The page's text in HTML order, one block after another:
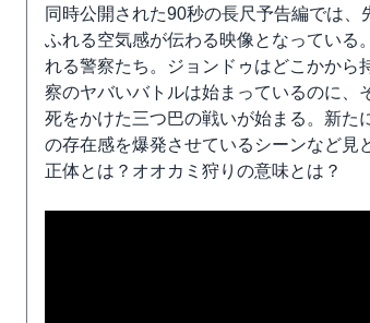
同時公開された90秒の長尺予告編では、
ふれる空気感が伝わる映像となっている
れる警察たち。ジョンドゥはどこかか
察のヤバいバトルは始まっているのに、
死をかけた三つ巴の戦いが始まる。新た
の存在感を爆発させているシーンなど見
正体とは？オオカミ狩りの意味とは？